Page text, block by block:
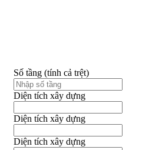
Số tầng (tính cả trệt)
Diện tích xây dựng
Diện tích xây dựng
Diện tích xây dựng